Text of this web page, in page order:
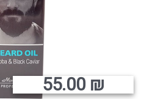
55.00₪